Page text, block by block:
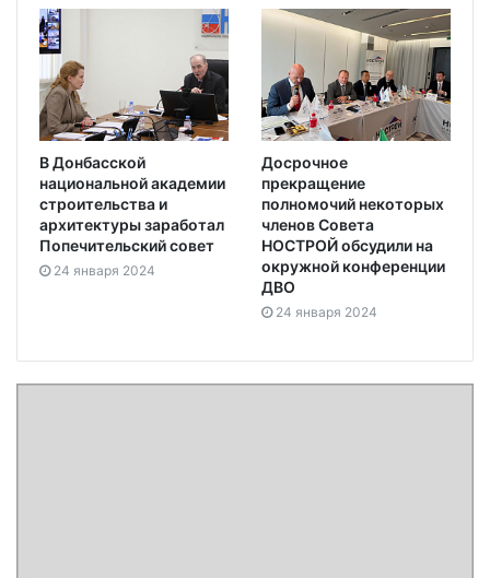
В Донбасской
национальной академии
строительства и
архитектуры заработал
Попечительский совет
24 января 2024
Досрочное
прекращение
полномочий некоторых
членов Совета
НОСТРОЙ обсудили на
окружной конференции
ДВО
24 января 2024